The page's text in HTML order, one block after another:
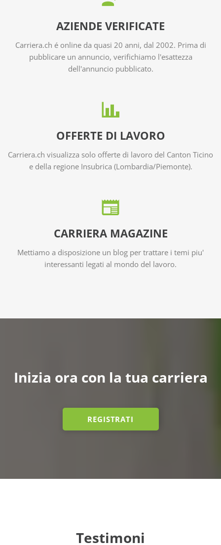
AZIENDE VERIFICATE
Carriera.ch é online da quasi 20 anni, dal 2002. Prima di
pubblicare un annuncio, verifichiamo l'esattezza
dell'annuncio pubblicato.
OFFERTE DI LAVORO
Carriera.ch visualizza solo offerte di lavoro del Canton Ticino
e della regione Insubrica (Lombardia/Piemonte).
CARRIERA MAGAZINE
Mettiamo a disposizione un blog per trattare i temi piu'
interessanti legati al mondo del lavoro.
Inizia ora con la tua carriera
REGISTRATI
Testimoni